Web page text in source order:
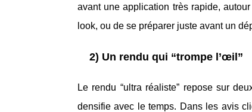
avant une application très rapide,
look, ou de se préparer juste avant un
2) Un rendu qui “trompe l’œil”
Le rendu “ultra réaliste” repose sur
densifie avec le temps. Dans les avis